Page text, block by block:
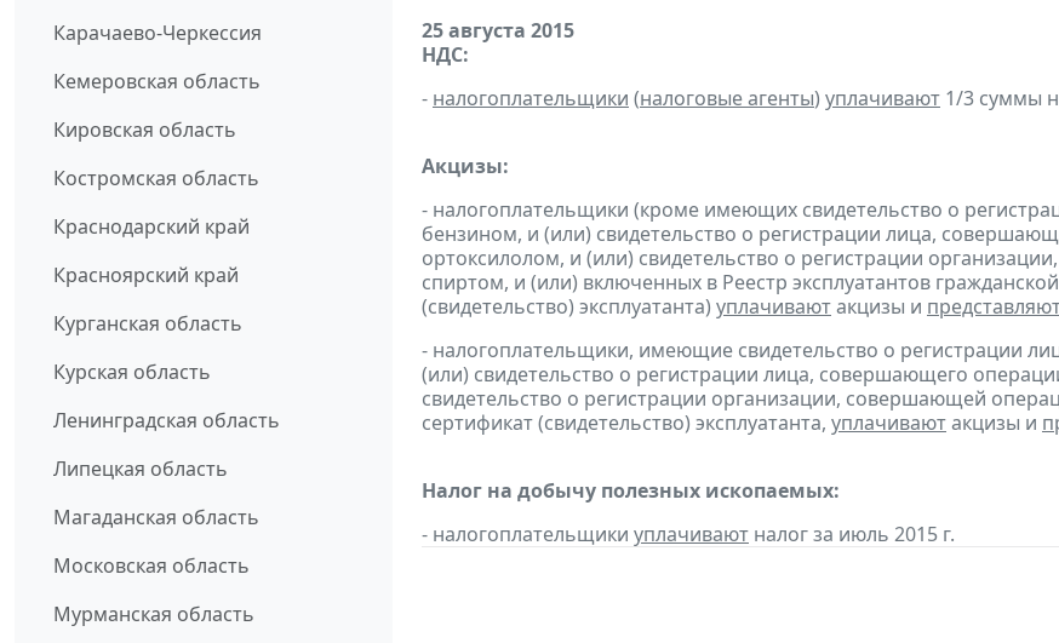
Карачаево-Черкессия
Кемеровская область
Кировская область
Костромская область
Краснодарский край
Красноярский край
Курганская область
Курская область
Ленинградская область
Липецкая область
Магаданская область
Московская область
Мурманская область
25 августа 2015
НДС:
- налогоплательщики (налоговые агенты) уплачивают 1/3 суммы
Акцизы:
- налогоплательщики (кроме имеющих свидетельство о
бензином, и (или) свидетельство о регистрации лица,
ортоксилолом, и (или) свидетельство о регистрации
спиртом, и (или) включенных в Реестр эксплуатантов
(свидетельство) эксплуатанта) уплачиваютакцизы и
- налогоплательщики, имеющие свидетельство о регистрации
(или) свидетельство о регистрации лица, совершающего
свидетельство о регистрации организации, совершающей
сертификат (свидетельство) эксплуатанта, уплачиваютакцизы и
Налог на добычу полезных ископаемых:
- налогоплательщики уплачивают налог за июль 2015 г.